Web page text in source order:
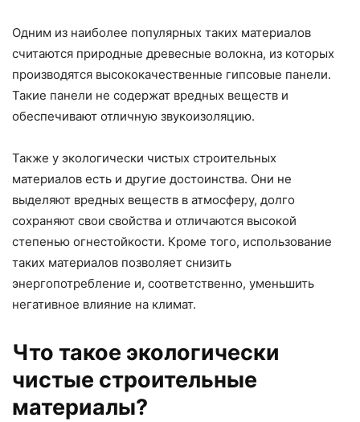
Одним из наиболее популярных таких материалов
считаются природные древесные волокна, из которых
производятся высококачественные гипсовые панели.
Такие панели не содержат вредных веществ и
обеспечивают отличную звукоизоляцию.
Также у экологически чистых строительных
материалов есть и другие достоинства. Они не
выделяют вредных веществ в атмосферу, долго
сохраняют свои свойства и отличаются высокой
степенью огнестойкости. Кроме того, использование
таких материалов позволяет снизить
энергопотребление и, соответственно, уменьшить
негативное влияние на климат.
Что такое экологически
чистые строительные
материалы?